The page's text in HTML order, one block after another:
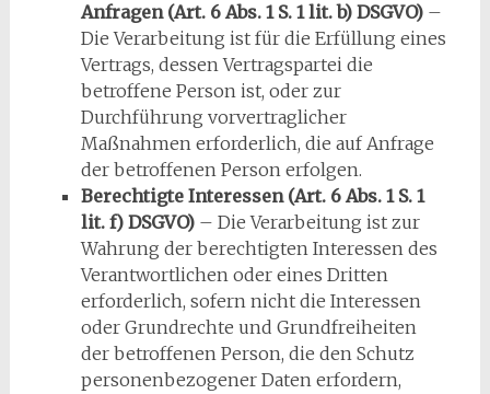
Anfragen (Art. 6 Abs. 1 S. 1 lit. b) DSGVO)–
Die Verarbeitung ist für die Erfüllung eines
Vertrags, dessen Vertragspartei die
betroffene Person ist, oder zur
Durchführung vorvertraglicher
Maßnahmen erforderlich, die auf Anfrage
der betroffenen Person erfolgen.
Berechtigte Interessen (Art. 6 Abs. 1 S. 1
lit. f) DSGVO)– Die Verarbeitung ist zur
Wahrung der berechtigten Interessen des
Verantwortlichen oder eines Dritten
erforderlich, sofern nicht die Interessen
oder Grundrechte und Grundfreiheiten
der betroffenen Person, die den Schutz
personenbezogener Daten erfordern,